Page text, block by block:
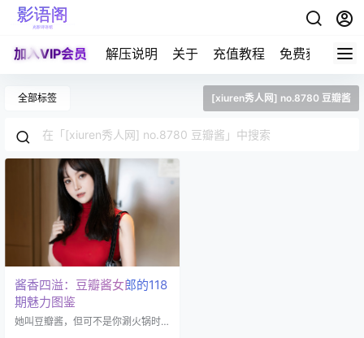
加入VIP会员 解压说明 关于 充值教程 免费获取积分
全部标签 [xiuren秀人网] no.8780 豆瓣酱
酱香四溢：豆瓣酱女郎的118
期魅力图鉴
她叫豆瓣酱，但可不是你涮火锅时